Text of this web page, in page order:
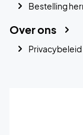
Bestelling
Over ons
Privacybeleid